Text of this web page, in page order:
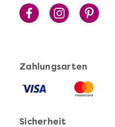
Zahlungsarten
Sicherheit